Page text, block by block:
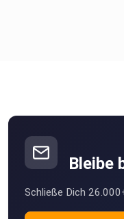
Bleibe
Schließe Dich